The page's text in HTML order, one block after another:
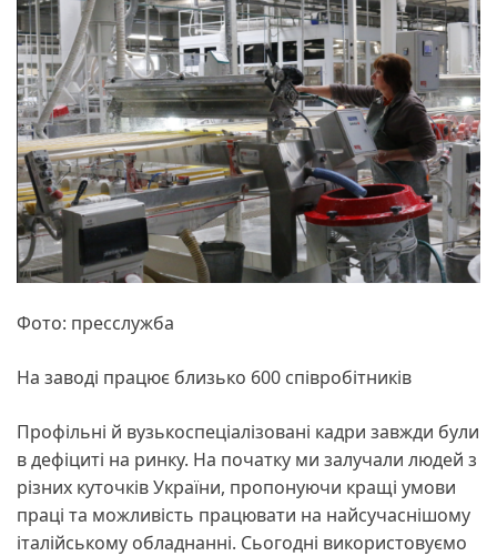
Фото: пресслужба
На заводі працює близько 600 співробітників
Профільні й вузькоспеціалізовані кадри завжди були
в дефіциті на ринку. На початку ми залучали людей з
різних куточків України, пропонуючи кращі умови
праці та можливість працювати на найсучаснішому
італійському обладнанні. Сьогодні використовуємо